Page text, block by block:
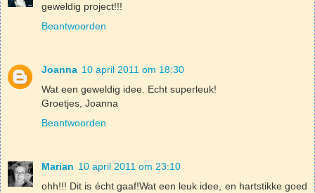
geweldig project!!!
Beantwoorden
Joanna 10 april 2011 om 18:30
Wat een geweldig idee. Echt superleuk!
Groetjes, Joanna
Beantwoorden
Marian 10 april 2011 om 23:10
ohh!!! Dit is écht gaaf!Wat een leuk idee, en hartstikke goed